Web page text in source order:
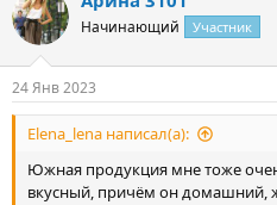
ц
и
Начинающий Участник
24 Янв 2023
Elena_lena написал(а):
Южная продукция мне тоже
вкусный, причём он домашний,